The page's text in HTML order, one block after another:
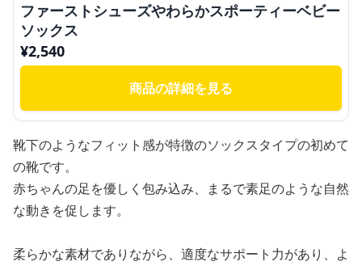
ファーストシューズやわらかスポーティーベビー
ソックス
¥2,540
商品の詳細を見る
靴下のようなフィット感が特徴のソックスタイプの初めて
の靴です。
赤ちゃんの足を優しく包み込み、まるで素足のような自然
な動きを促します。
柔らかな素材でありながら、適度なサポート力があり、よ